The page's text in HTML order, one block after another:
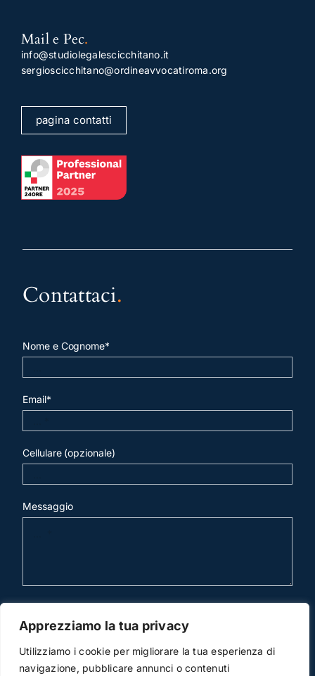
Apprezziamo la tua privacy
Utilizziamo i cookie per migliorare la tua esperienza di
navigazione, pubblicare annunci o contenuti
Mail e Pec.
info@studiolegalescicchitano.it
sergioscicchitano@ordineavvocatiroma.org
pagina contatti
Contattaci.
Nome e Cognome*
Email*
Cellulare (opzionale)
Messaggio
invia mail